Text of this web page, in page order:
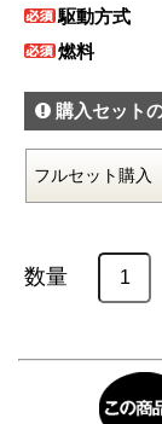
駆動方式
燃料
購入セット
数量